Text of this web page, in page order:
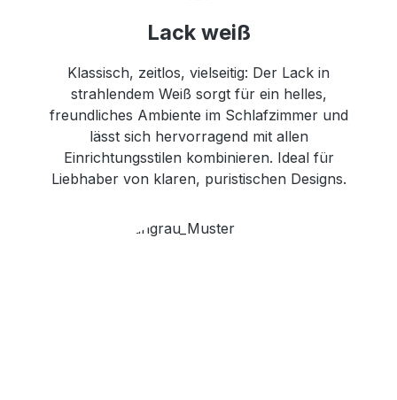
Lack weiß
Klassisch, zeitlos, vielseitig: Der Lack in
strahlendem Weiß sorgt für ein helles,
freundliches Ambiente im Schlafzimmer und
lässt sich hervorragend mit allen
Einrichtungsstilen kombinieren. Ideal für
Liebhaber von klaren, puristischen Designs.